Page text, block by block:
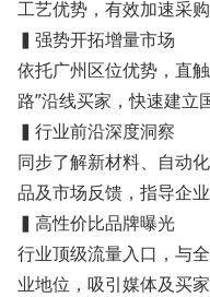
工艺优势，有效加速采
▍强势开拓增量市场
依托广州区位优势，直
路”沿线买家，快速建立
▍行业前沿深度洞察
同步了解新材料、自动
品及市场反馈，指导企
▍高性价比品牌曝光
行业顶级流量入口，与
业地位，吸引媒体及买